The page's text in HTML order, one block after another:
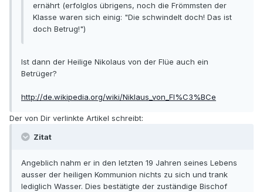
ernährt (erfolglos übrigens, noch die Frömmsten der
Klasse waren sich einig: "Die schwindelt doch! Das ist
doch Betrug!")
Ist dann der Heilige Nikolaus von der Flüe auch ein
Betrüger?
http://de.wikipedia.org/wiki/Niklaus_von_Fl%C3%BCe
Der von Dir verlinkte Artikel schreibt:
Zitat
Angeblich nahm er in den letzten 19 Jahren seines Lebens
ausser der heiligen Kommunion nichts zu sich und trank
lediglich Wasser. Dies bestätigte der zuständige Bischof